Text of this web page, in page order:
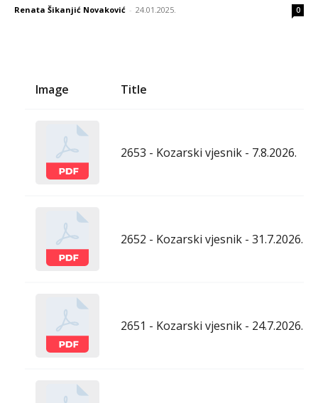
Renata Šikanjić Novaković - 24.01.2025. 0
Image Title
2653 - Kozarski vjesnik - 7.8.2026.
2652 - Kozarski vjesnik - 31.7.2026.
2651 - Kozarski vjesnik - 24.7.2026.